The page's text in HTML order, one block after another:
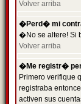
Volver arriba
�Perd� mi
�No se altere! Si
Volver arriba
�Me registr�
Primero verifique
registraba
activen sus